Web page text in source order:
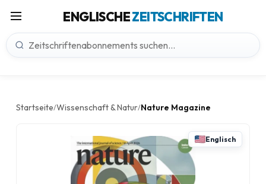
ENGLISCHEZEITSCHRIFTEN
Startseite/Wissenschaft & Natur/Nature Magazine
Englisch